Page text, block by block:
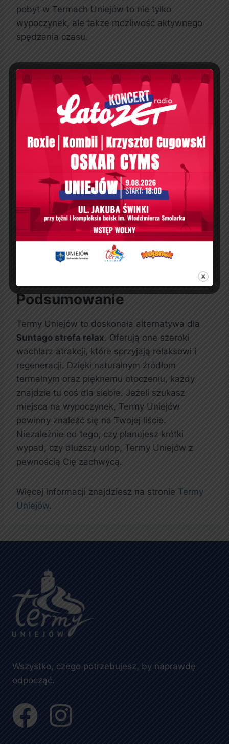
pobyt w Termach Uniejów to nie tylko
wypoczynek, ale także możliwość aktywnego
spędzania czasu.
Jak dojechać do Term
Uniejów?
Do Term Uniejów można łatwo dojechać z
różnych miejsc w Polsce. Z Wręczy, gdzie
znajduje sięSuntago strefa relax , do Uniejowa
można dotrzeć samochodem w około godzinę.
Dzięki dobrej komunikacji, dojazd do Term
Uniejów jest wygodny i szybki. Dla tych, którzy
preferują podróż pociągiem, istnieje możliwość
skorzystania z lokalnych połączeń. Po dotarciu
do Uniejowa, można skorzystać z transportu
publicznego lub taksówek, aby dotrzeć do
kompleksu termalnego.
Podsumowanie
Termy Uniejów to doskonała alternatywa dla
Suntago strefa relax. Oferują one szeroki
wachlarz atrakcji, które sprzyjają relaksowi i
regeneracji. Dzięki naturalnym źródłom
termalnym oraz pięknemu otoczeniu, każdy
znajdzie tu coś dla siebie. Jeżeli szukasz
miejsca na wypoczynek, Termy Uniejów
powinny znaleźć się na Twojej liście.
Niezależnie od tego, czy planujesz krótki
wypad, czy dłuższy urlop, Termy Uniejów z
pewnością Cię zachwycą.
Więcej informacji znajdziesz na stronie Termy
Uniejów.
Wszystko, czego potrzebujesz, by naprawdę
odpocząć.